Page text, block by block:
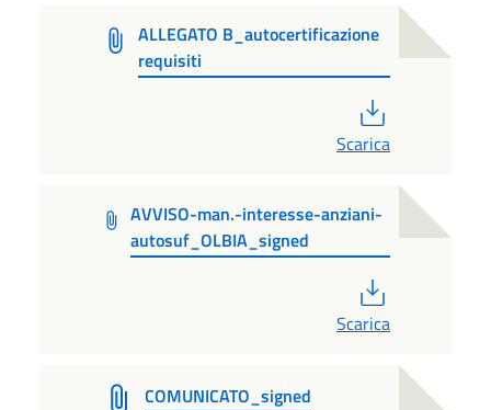
ALLEGATO B_autocertificazione
requisiti
Scarica
AVVISO-man.-interesse-anziani-
autosuf_OLBIA_signed
Scarica
COMUNICATO_signed